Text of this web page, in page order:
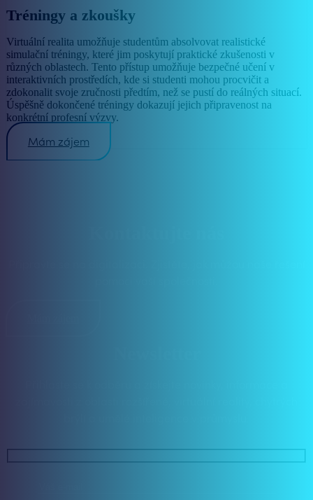
Tréningy a zkoušky
Virtuální realita umožňuje studentům absolvovat realistické
simulační tréningy, které jim poskytují praktické zkušenosti v
různých oblastech. Tento přístup umožňuje bezpečné učení v
interaktivních prostředích, kde si studenti mohou procvičit a
zdokonalit svoje zručnosti předtím, než se pustí do reálných situací.
Úspěšně dokončené tréningy dokazují jejich připravenost na
konkrétní profesní výzvy.
Mám zájem